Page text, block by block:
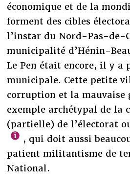
économique et de la
forment des cibles
l’instar du Nord-Pas-de-
municipalité d’Hénin-
Le Pen était encore, il y a
municipale. Cette petite
corruption et la mauvaise
exemple archétypal de la
(partielle) de l’électorat
, qui doit aussi
patient militantisme de
National.